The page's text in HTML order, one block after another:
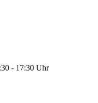
- 17:30 Uhr